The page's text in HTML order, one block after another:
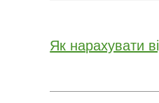
Як нарахувати